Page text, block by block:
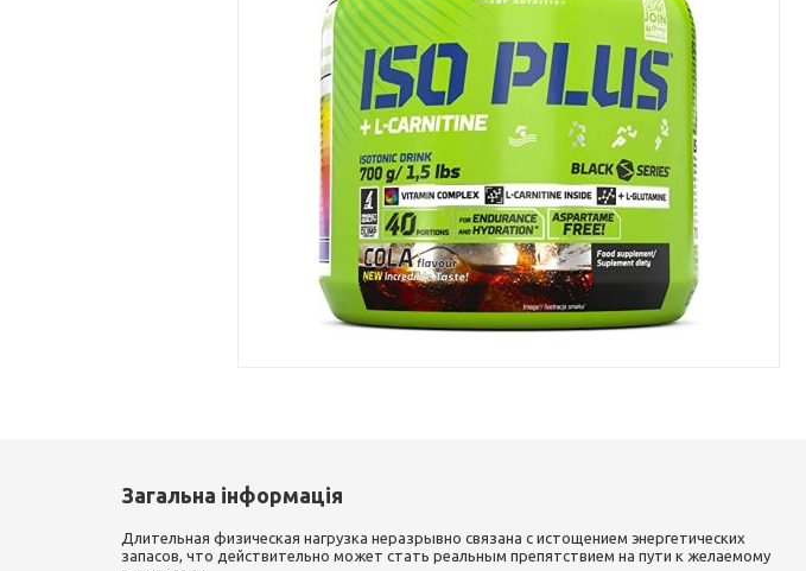
Загальна інформація
Длительная физическая нагрузка неразрывно связана с истощением энергетических
запасов, что действительно может стать реальным препятствием на пути к желаемому